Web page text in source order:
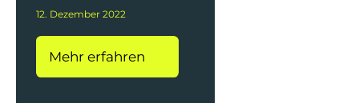
12. Dezember 2022
Mehr erfahren